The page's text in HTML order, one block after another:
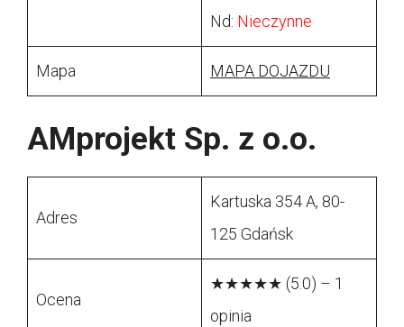
Nd: Nieczynne
Mapa MAPA DOJAZDU
AMprojekt Sp. z o.o.
Adres
Kartuska 354 A, 80-
125 Gdańsk
Ocena
★★★★★ (5.0) – 1
opinia